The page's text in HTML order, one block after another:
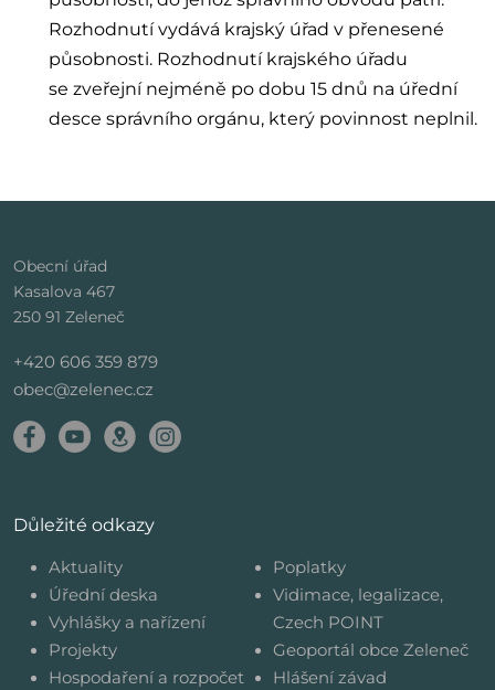
Rozhodnutí vydává krajský úřad v přenesené
působnosti. Rozhodnutí krajského úřadu
se zveřejní nejméně po dobu 15 dnů na úřední
desce správního orgánu, který povinnost neplnil.
Obecní úřad
Kasalova 467
250 91 Zeleneč
+420 606 359 879
obec@zelenec.cz
Důležité odkazy
Aktuality
Úřední deska
Vyhlášky a nařízení
Projekty
Hospodaření a rozpočet
Poplatky
Vidimace, legalizace,
Czech POINT
Geoportál obce Zeleneč
Hlášení závad